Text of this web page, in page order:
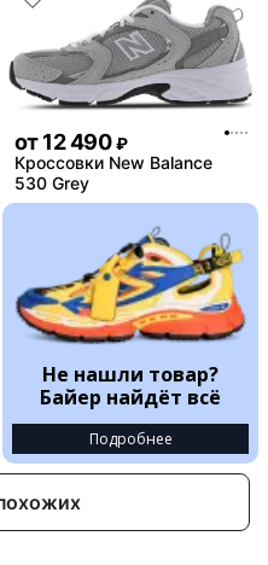
от12 490 ₽
Кроссовки New Balance
530 Grey
Не нашли товар?
Байер найдёт всё
Подробнее